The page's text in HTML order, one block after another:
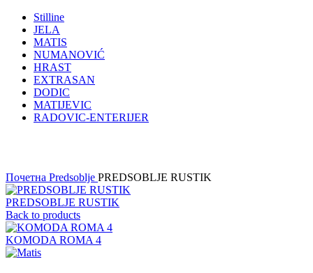
Stilline
JELA
MATIS
NUMANOVIĆ
HRAST
EXTRASAN
DODIC
MATIJEVIC
RADOVIC-ENTERIJER
Почетна Predsoblje PREDSOBLJE RUSTIK
PREDSOBLJE RUSTIK
Back to products
KOMODA ROMA 4